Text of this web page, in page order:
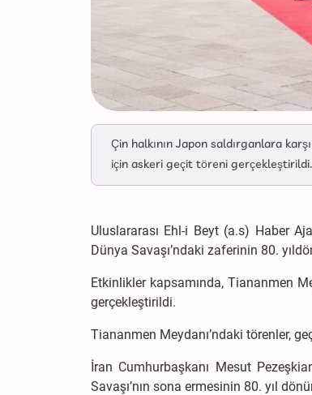
Çin halkının Japon saldırganlara
için askeri geçit töreni gerçekleştirildi.
Uluslararası Ehl-i Beyt (a.s) Haber
Dünya Savaşı’ndaki zaferinin 80.
Etkinlikler kapsamında, Tiananmen
gerçekleştirildi.
Tiananmen Meydanı’ndaki törenler,
İran Cumhurbaşkanı Mesut
Savaşı’nın sona ermesinin 80. yıl